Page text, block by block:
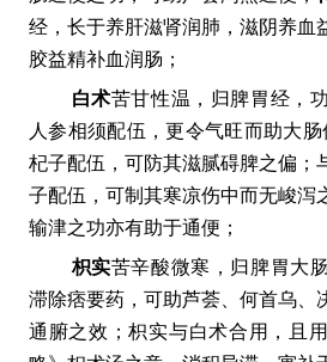
经，长于养肝滋肾润肺，滋阴养血
胶益精补血润肠；
白术苦甘性温，归脾胃经，
人参相须配伍，更令气旺而助大
杞子配伍，可防其滋腻碍脾之偏；
子配伍，可制其寒凉伤中而无峻泻
输津之功亦有助于通便；
枳实苦辛酸微寒，归脾胃大
滞除痞要药，可助芦荟、何首乌、
通腑之效；枳实与白术合用，且